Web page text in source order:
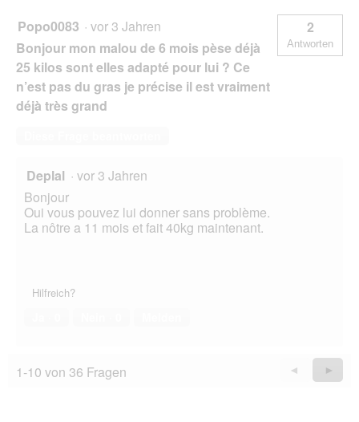
Popo0083 · vor 3 Jahren
Bonjour mon malou de 6 mois pèse déjà
25 kilos sont elles adapté pour lui ? Ce
n’est pas du gras je précise il est vraiment
déjà très grand
2
Antworten
Deplal · vor 3 Jahren
Bonjour
Oui vous pouvez lui donner sans problème.
La nôtre a 11 mois et fait 40kg maintenant.
Hilfreich?
1-10 von 36 Fragen
Zurück
Questions
◄
Weiter
►